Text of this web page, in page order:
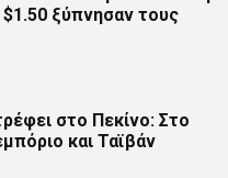
ξύπνησαν τους
στο Πεκίνο: Στο
και Ταϊβάν